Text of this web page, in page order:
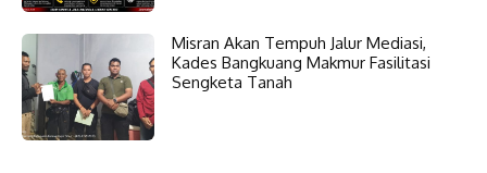
Misran Akan Tempuh Jalur Mediasi,
Kades Bangkuang Makmur Fasilitasi
Sengketa Tanah